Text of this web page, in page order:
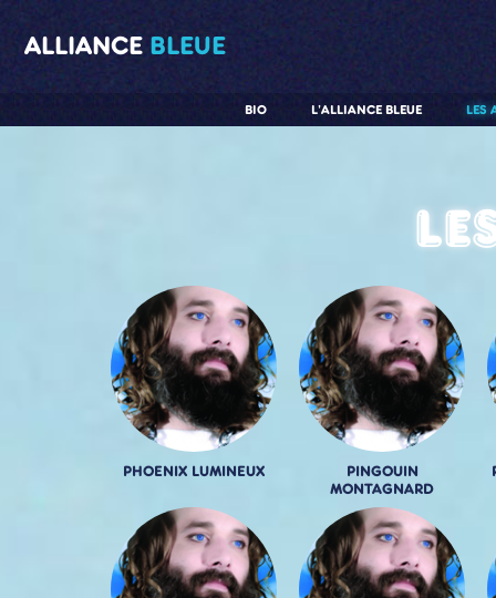
ALLIANCE BLEUE
LES
L'ALLIANCE BLEUE
BIO
PHOENIX LUMINEUX
PINGOUIN
MONTAGNARD